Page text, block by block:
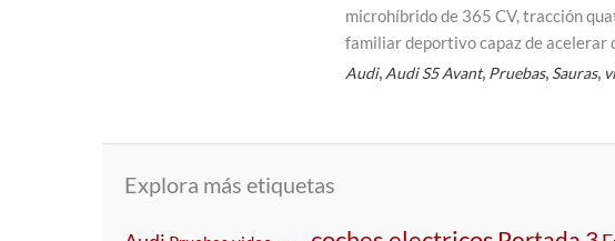
microhíbrido de 365 CV, tracción
familiar deportivo capaz de acelerar
Audi, Audi S5 Avant, Pruebas, Sauras,
Explora más etiquetas